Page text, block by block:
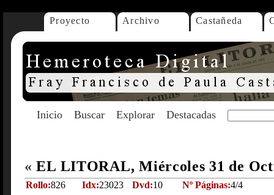
Proyecto Archivo Castañeda
Inicio Buscar Explorar Destacadas
« EL LITORAL, Miércoles 31 de
Rollo:826 Idx:23023 Dvd:10 Nº Páginas:4/4